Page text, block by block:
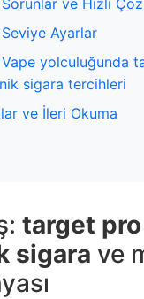
Sorunlar ve Hızlı
Ayarlar
Vape yolculuğunda
sigara tercihleri
ve İleri Okuma
target pro
sigara ve